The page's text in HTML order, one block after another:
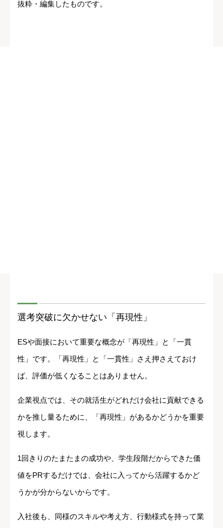
抜粋・編集したものです。
選考突破に欠かせない「再現性」
ESや面接において重要な概念が「再現性」と「一貫
性」です。「再現性」と「一貫性」さえ押さえておけ
ば、評価が低くなることはありません。
企業視点では、その就活生がどれだけ会社に貢献できる
かを推し量るために、「再現性」があるかどうかを重要
視します。
1回きりのたまたまの成功や、学生段階だからできた価
値をPRするだけでは、会社に入ってから活躍するかど
うかが分からないからです。
入社後も、同様のスキルや考え方、行動様式を持って業